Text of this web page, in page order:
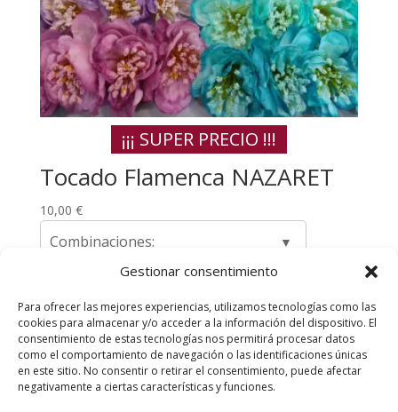
Gestionar consentimiento
Para ofrecer las mejores experiencias, utilizamos tecnologías como las
cookies para almacenar y/o acceder a la información del dispositivo. El
consentimiento de estas tecnologías nos permitirá procesar datos
como el comportamiento de navegación o las identificaciones únicas
en este sitio. No consentir o retirar el consentimiento, puede afectar
negativamente a ciertas características y funciones.
¡¡¡ SUPER PRECIO !!!
Tocado Flamenca NAZARET
10,00 €
Combinaciones:
Envíos y Devoluciones
Quienes somos
Contacta con nosotros
Política de privacidad
Políticas de Cookies
Aviso Legal